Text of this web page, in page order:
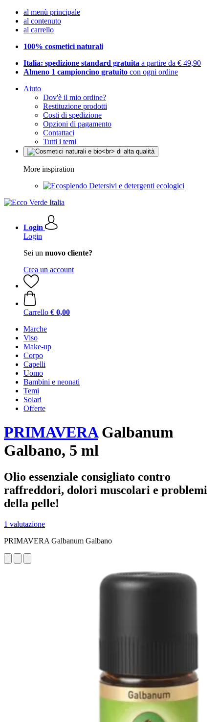
al menù principale
al contenuto
al carrello
100% cosmetici naturali
Italia: spedizione standard gratuita a partire da € 49,90
Almeno 1 campioncino gratuito con ogni ordine
Aiuto
Dov'è il mio ordine?
Restituzione prodotti
Costi di spedizione
Opzioni di pagamento
Contattaci
Tutti i temi
More inspiration
Detersivi e detergenti ecologici
Login
Login
Sei un nuovo cliente?
Crea un account
Carrello € 0,00
Marche
Viso
Make-up
Corpo
Capelli
Uomo
Bambini e neonati
Temi
Solari
Offerte
PRIMAVERAGalbanum
Galbano, 5 ml
Olio essenziale consigliato contro
raffreddori, dolori muscolari e problemi
della pelle!
1 valutazione
PRIMAVERA Galbanum Galbano